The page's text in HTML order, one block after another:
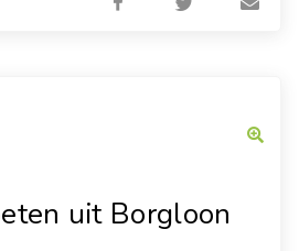
uit Borgloon